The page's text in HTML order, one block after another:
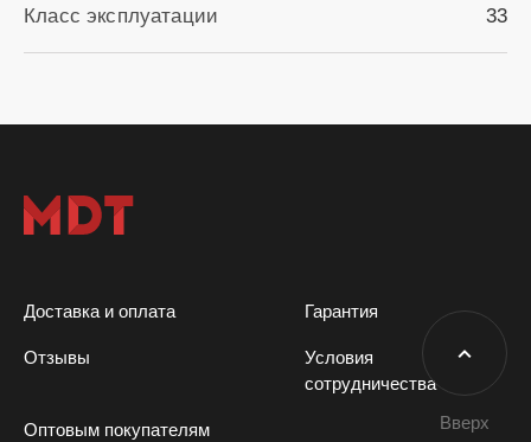
Класс эксплуатации 33
Доставка и оплата Гарантия
Отзывы
Условия
сотрудничества
Оптовым покупателям Вверх